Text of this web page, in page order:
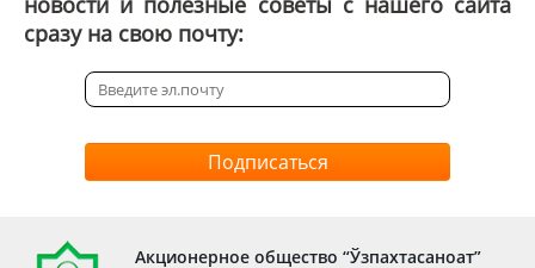
сразу на свою почту:
Подписаться
Акционерное общество “Ўзпахтасаноат”